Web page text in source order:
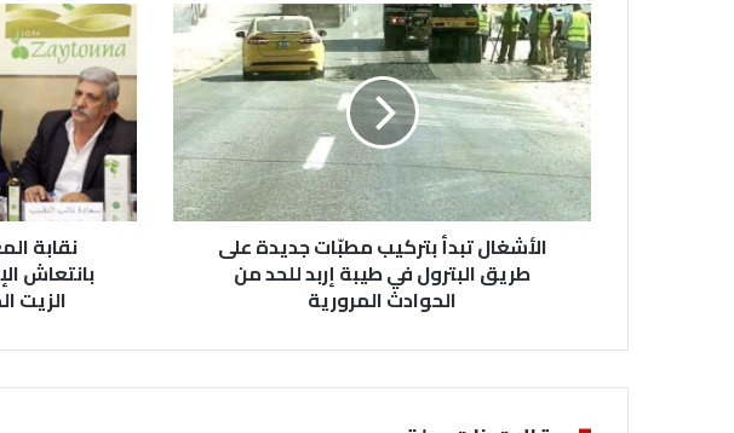
ا
ل
أ
ش
غ
ا
ل
ت
ب
ر
ي
ب
الأشغال تبدأ بتركيب مطبّات جديدة على
طريق البترول في طيبة إربد للحد من
الحوادث المرورية
ق
ة
ا
م
ع
م
س
نقابة
بانتعاش
الزيت